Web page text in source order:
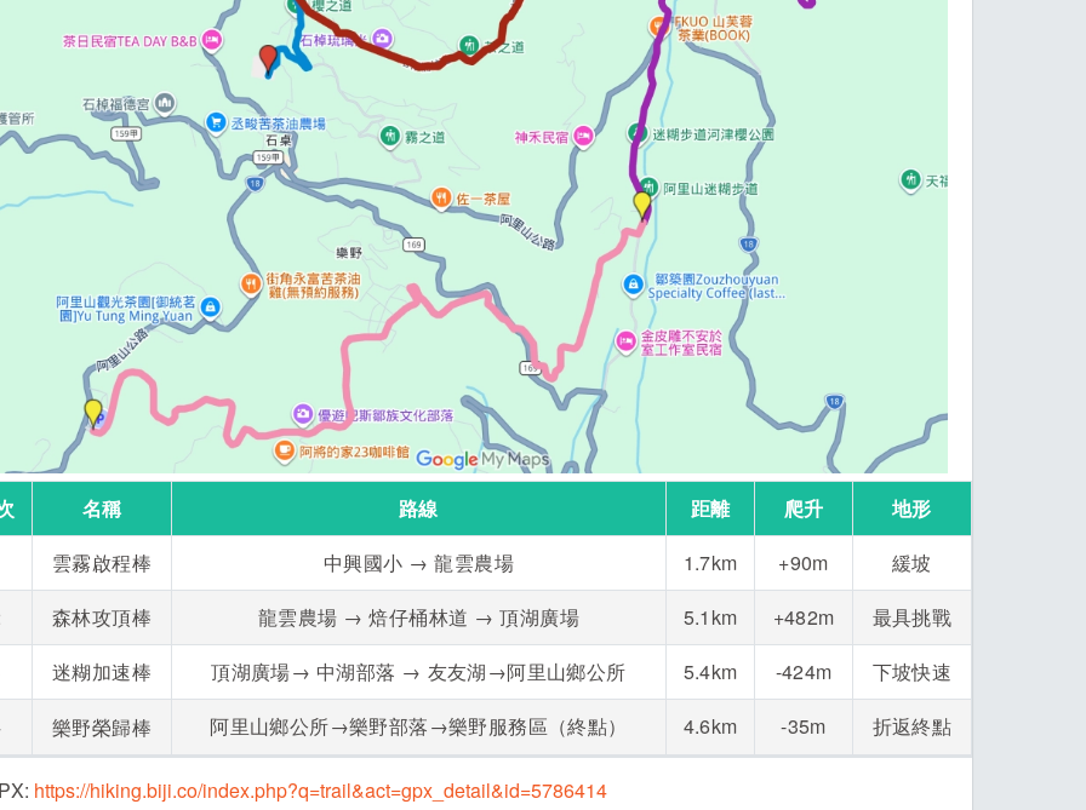
名稱 路線 距離 爬升
地形
雲霧啟程棒 中興國小 → 龍雲農場 1.7km +90m
緩坡
森林攻頂棒 龍雲農場 → 焙仔桶林道 → 頂湖廣場 5.1km +482m
最具挑戰
迷糊加速棒 頂湖廣場→ 中湖部落 → 友友湖→阿里山鄉公所 5.4km -424m
下坡快速
樂野榮歸棒 阿里山鄉公所→樂野部落→樂野服務區（終點） 4.6km -35m 折返終點
https://hiking.biji.co/index.php?q=trail&act=gpx_detail&id=5786414